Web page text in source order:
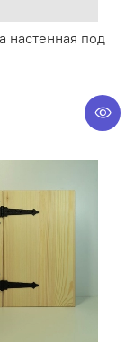
настенная под